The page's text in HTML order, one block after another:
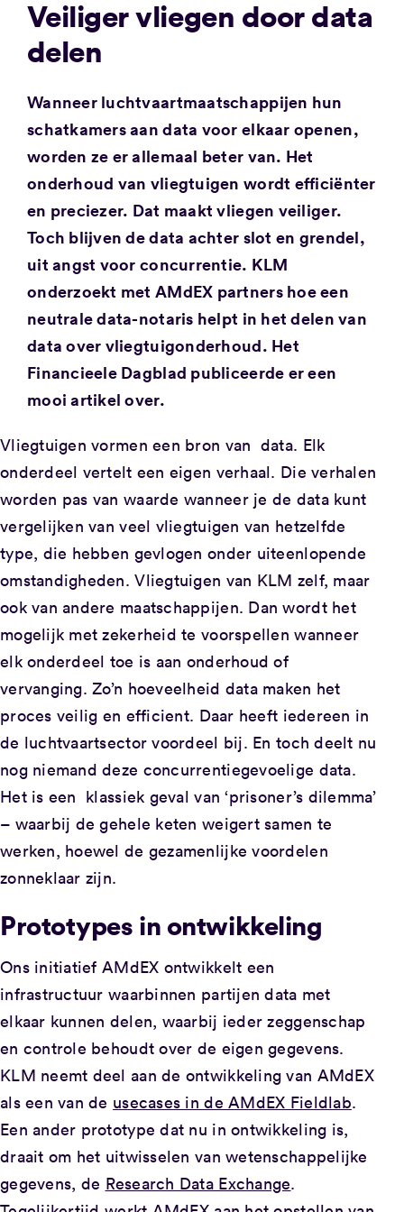
Veiliger vliegen door data
delen
Wanneer luchtvaartmaatschappijen hun
schatkamers aan data voor elkaar openen,
worden ze er allemaal beter van. Het
onderhoud van vliegtuigen wordt efficiënter
en preciezer. Dat maakt vliegen veiliger.
Toch blijven de data achter slot en grendel,
uit angst voor concurrentie. KLM
onderzoekt met AMdEX partners hoe een
neutrale data-notaris helpt in het delen van
data over vliegtuigonderhoud. Het
Financieele Dagblad publiceerde er een
mooi artikel over.
Vliegtuigen vormen een bron van data. Elk
onderdeel vertelt een eigen verhaal. Die verhalen
worden pas van waarde wanneer je de data kunt
vergelijken van veel vliegtuigen van hetzelfde
type, die hebben gevlogen onder uiteenlopende
omstandigheden. Vliegtuigen van KLM zelf, maar
ook van andere maatschappijen. Dan wordt het
mogelijk met zekerheid te voorspellen wanneer
elk onderdeel toe is aan onderhoud of
vervanging. Zo’n hoeveelheid data maken het
proces veilig en efficient. Daar heeft iedereen in
de luchtvaartsector voordeel bij. En toch deelt nu
nog niemand deze concurrentiegevoelige data.
Het is een klassiek geval van ‘prisoner’s dilemma’
– waarbij de gehele keten weigert samen te
werken, hoewel de gezamenlijke voordelen
zonneklaar zijn.
Prototypes in ontwikkeling
Ons initiatief AMdEX ontwikkelt een
infrastructuur waarbinnen partijen data met
elkaar kunnen delen, waarbij ieder zeggenschap
en controle behoudt over de eigen gegevens.
KLM neemt deel aan de ontwikkeling van AMdEX
als een van de usecases in de AMdEX Fieldlab.
Een ander prototype dat nu in ontwikkeling is,
draait om het uitwisselen van wetenschappelijke
gegevens, de Research Data Exchange.